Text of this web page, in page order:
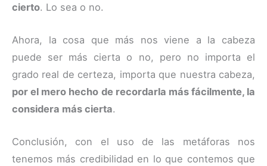
cierto. Lo sea o no.
Ahora, la cosa que más nos viene a la cabeza
puede ser más cierta o no, pero no importa el
grado real de certeza, importa que nuestra cabeza,
por el mero hecho de recordarla más fácilmente, la
considera más cierta.
Conclusión, con el uso de las metáforas nos
tenemos más credibilidad en lo que contemos que